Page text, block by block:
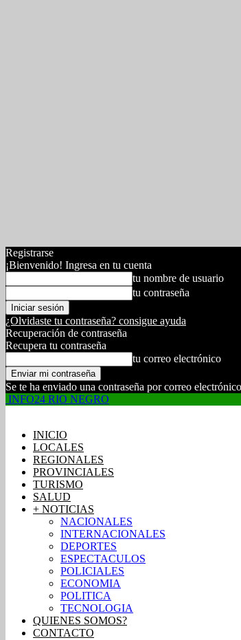
Registrarse
¡Bienvenido! Ingresa en tu cuenta
tu nombre de usuario
tu contraseña
¿Olvidaste tu contraseña? consigue ayuda
Recuperación de contraseña
Recupera tu contraseña
tu correo electrónico
Se te ha enviado una contraseña por correo
INFO24 RIO NEGRO
INICIO
LOCALES
REGIONALES
PROVINCIALES
TURISMO
SALUD
+ NOTICIAS
NACIONALES
INTERNACIONALES
DEPORTES
ESPECTACULOS
POLICIALES
ECONOMIA
POLITICA
TECNOLOGIA
QUIENES SOMOS?
CONTACTO